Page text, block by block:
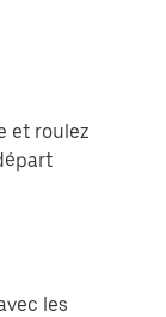
et roulez
les